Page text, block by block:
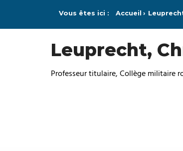
Vous êtes ici : Accueil
Leuprecht,
Professeur titulaire, Collège militaire